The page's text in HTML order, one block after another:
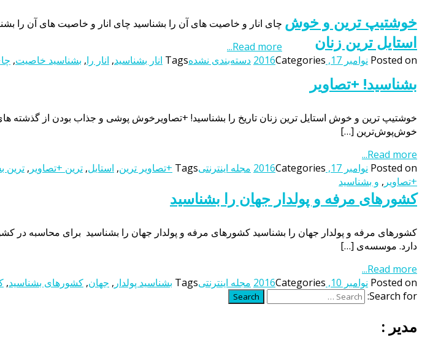
چای انار و خاصیت های آن را بشناسید چای انار و خاصیت های آن را
Read more...
Posted on نوامبر 17, 2016 Categories دسته‌بندی نشدهTags انار بشناسید, انار را, بشناسید خاصیت,
خوشتیپ ترین و خوش
استایل ترین زنان
بشناسید! +تصاویر
خوشتیپ ترین و خوش استایل ترین زنان تاریخ را بشناسید! +تصاویرخوش پوشی و جذاب بودن از گذشته
خوش‌پوش‌ترین […]
Read more...
Posted on نوامبر 17, 2016 Categories مجله اینترنتیTags +تصاویر ترین, استایل, ترین +تصاویر , ترین
+تصاویر , و بشناسید
کشورهای مرفه و پولدار جهان را بشناسید
کشورهای مرفه و پولدار جهان را بشناسید کشورهای مرفه و پولدار جهان را بشناسید برای محاسبه در
دارد. موسسه‌ی […]
Read more...
Posted on نوامبر 10, 2016 Categories مجله اینترنتیTags بشناسید پولدار , جهان, کشورهای بشناسید,
Search for:
Search
مدیر :